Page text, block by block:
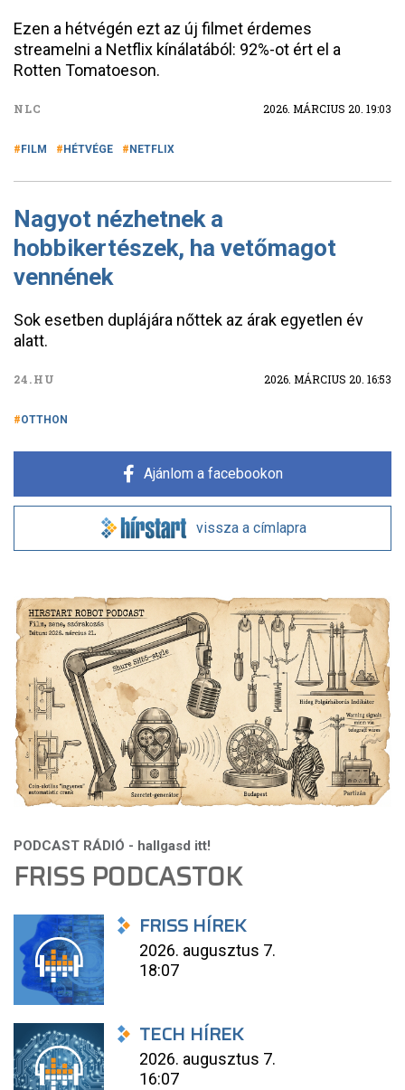
Ezen a hétvégén ezt az új filmet érdemes
streamelni a Netflix kínálatából: 92%-ot ért el a
Rotten Tomatoeson.
NLC 2026. MÁRCIUS 20. 19:03
FILM HÉTVÉGE NETFLIX
Nagyot nézhetnek a
hobbikertészek, ha vetőmagot
vennének
Sok esetben duplájára nőttek az árak egyetlen év
alatt.
24.HU 2026. MÁRCIUS 20. 16:53
OTTHON
Ajánlom a facebookon
vissza a címlapra
FRISS PODCASTOK
FRISS HÍREK
2026. augusztus 7.
18:07
TECH HÍREK
2026. augusztus 7.
16:07